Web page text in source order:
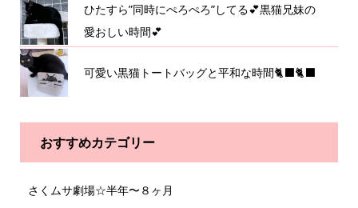
ひたすら”同時にぺろぺろ”してる💕黒猫兄妹の
愛おしい時間💕
可愛い黒猫トートバッグと平和な時間🐈‍⬛🐈‍⬛
おすすめカテゴリー
さくムサ劇場☆半年〜８ヶ月